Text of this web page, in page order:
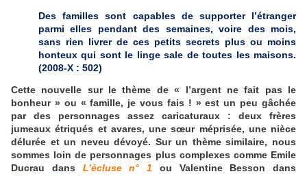
Des familles sont capables de supporter l’étranger
parmi elles pendant des semaines, voire des mois,
sans rien livrer de ces petits secrets plus ou moins
honteux qui sont le linge sale de toutes les maisons.
(2008-X : 502)
Cette nouvelle sur le thème de « l’argent ne fait pas le
bonheur » ou « famille, je vous fais ! » est un peu gâchée
par des personnages assez caricaturaux : deux frères
jumeaux étriqués et avares, une sœur méprisée, une nièce
délurée et un neveu dévoyé. Sur un thème similaire, nous
sommes loin de personnages plus complexes comme Emile
Ducrau dans L’écluse n° 1
ou Valentine Besson dans